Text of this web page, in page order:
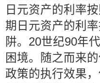
日元资产的利率
期日元资产的利
阱。20世纪90年
困境。随之而来
政策的执行效果